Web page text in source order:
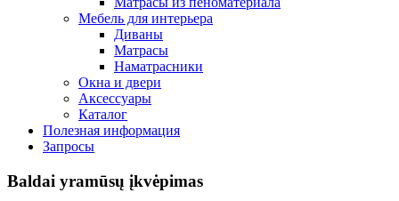
Мебель для интерьера
Диваны
Матрасы
Наматрасники
Окна и двери
Аксессуары
Каталог
Полезная информация
Запросы
Baldai yramūsų įkvėpimas